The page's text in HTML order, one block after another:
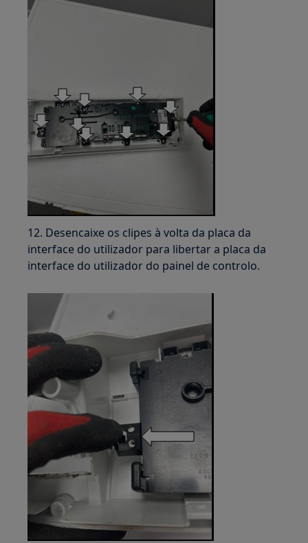
12. Desencaixe os clipes à volta da placa da
interface do utilizador para libertar a placa da
interface do utilizador do painel de controlo.